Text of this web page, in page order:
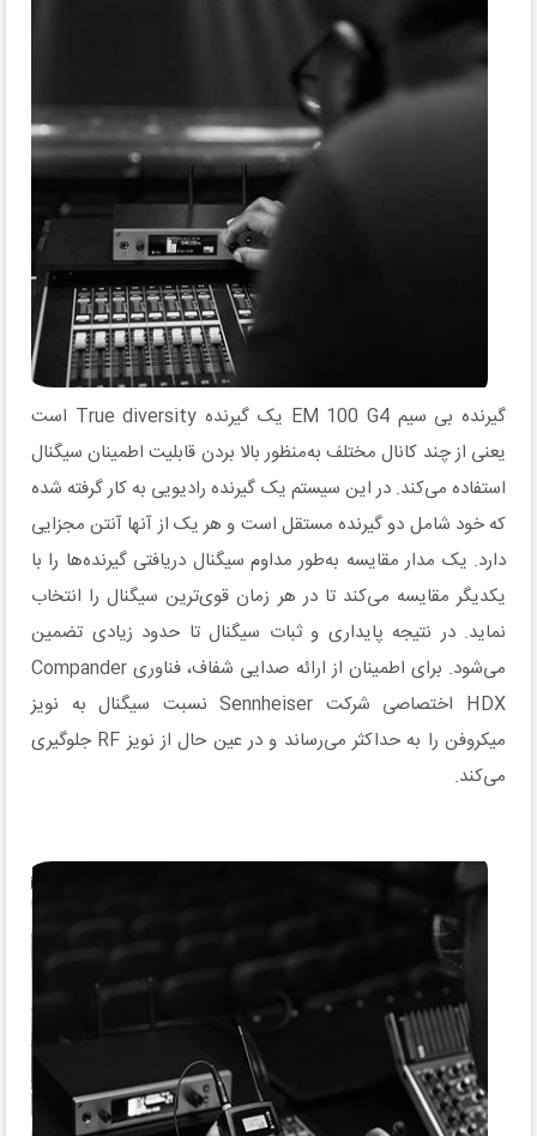
گیرنده بی سیم EM 100 G4 یک گیرنده True diversity است
یعنی از چند کانال مختلف به‌منظور بالا بردن قابلیت اطمینان سیگنال
استفاده می‌کند. در این سیستم یک گیرنده رادیویی به کار گرفته شده
که خود شامل دو گیرنده مستقل است و هر یک از آنها آنتن مجزایی
دارد. یک مدار مقایسه به‌طور مداوم سیگنال دریافتی گیرنده‌ها را با
یکدیگر مقایسه می‌کند تا در هر زمان قوی‌ترین سیگنال را انتخاب
نماید. در نتیجه پایداری و ثبات سیگنال تا حدود زیادی تضمین
می‌شود. برای اطمینان از ارائه صدایی شفاف، فناوری Compander
HDX اختصاصی شرکت Sennheiser نسبت سیگنال به نویز
میکروفن را به حداکثر می‌رساند و در عین حال از نویز RF جلوگیری
می‌کند.